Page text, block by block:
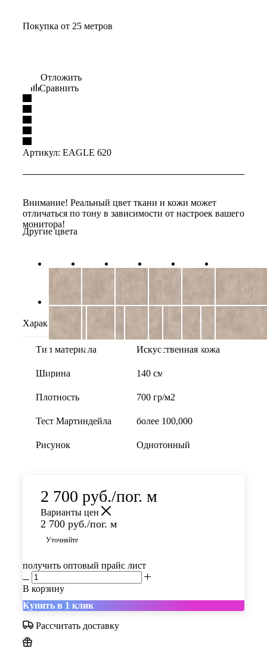
Покупка от 25 метров
Отложить
Сравнить
Артикул: EAGLE 620
Внимание! Реальный цвет ткани и кожи может
отличаться по тону в зависимости от настроек вашего
монитора!
Другие цвета
Характеристики
Тип материала Искусственная кожа
Ширина 140 см
Плотность 700 гр/м2
Тест Мартиндейла более 100,000
Рисунок Однотонный
2 700 руб./пог. м
Варианты цен
2 700 руб./пог. м
Уточняйте
получить оптовый прайс лист
В корзину
Купить в 1 клик
Рассчитать доставку